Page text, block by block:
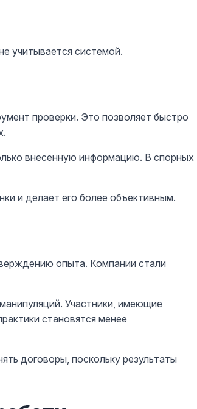
учитывается системой.
проверки. Это позволяет быстро
внесенную информацию. В спорных
и делает его более объективным.
опыта. Компании стали
Участники, имеющие
становятся менее
договоры, поскольку результаты